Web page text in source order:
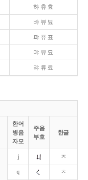
햐 휴 효
뱌 뷰 뵤
퍄 퓨 표
먀 뮤 묘
랴 류 료
한어
병음
자모
주음
부호
한글
j ㅈ
q ㅊ